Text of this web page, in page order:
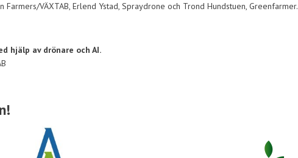
Farmers/VÄXTAB, Erlend Ystad, Spraydrone och Trond Hundstuen, Greenfarmer.
hjälp av drönare och AI.